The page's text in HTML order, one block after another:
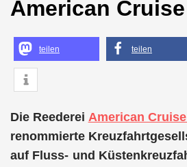
American
teilen teilen
Die Reederei American
renommierte
auf Fluss- und